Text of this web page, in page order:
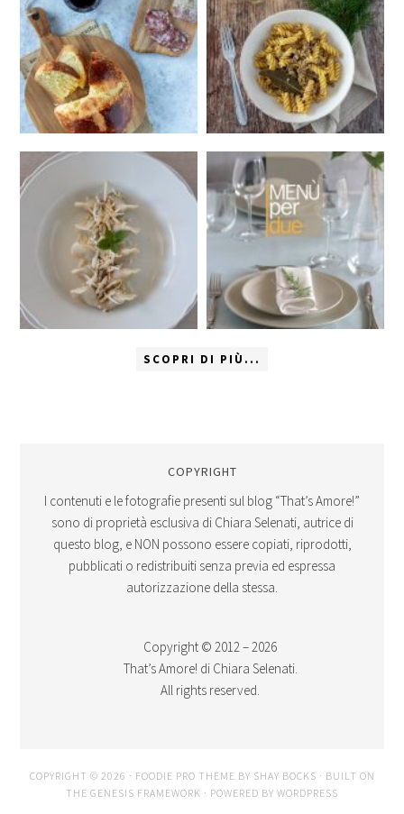
SCOPRI DI PIÙ...
COPYRIGHT
I contenuti e le fotografie presenti sul blog “That’s Amore!”
sono di proprietà esclusiva di Chiara Selenati, autrice di
questo blog, e NON possono essere copiati, riprodotti,
pubblicati o redistribuiti senza previa ed espressa
autorizzazione della stessa.
Copyright © 2012 – 2026
That’s Amore! di Chiara Selenati.
All rights reserved.
COPYRIGHT © 2026 · FOODIE PRO THEME BY SHAY BOCKS · BUILT ON
THE GENESIS FRAMEWORK · POWERED BY WORDPRESS